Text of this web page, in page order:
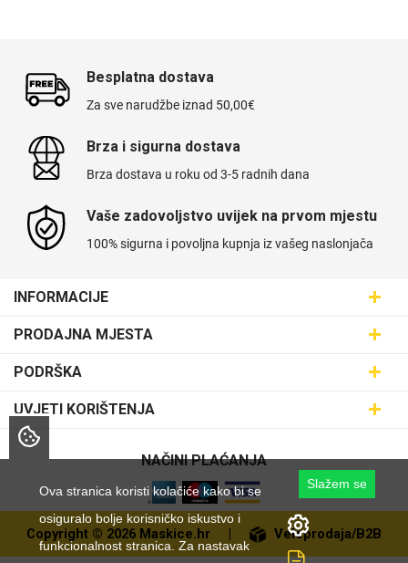
Besplatna dostava
Za sve narudžbe iznad 50,00€
Brza i sigurna dostava
Brza dostava u roku od 3-5 radnih dana
Vaše zadovoljstvo uvijek na prvom mjestu
100% sigurna i povoljna kupnja iz vašeg naslonjača
INFORMACIJE
SVIJET MASKICA d.o.o.
Aleja javora 13, 10000 Zagreb
prodaja@maskice.hr
PRODAJNA MJESTA
Poslovnica Trešnjevka
Poslovnica Kvatrić
Poslovnica Velika Gorica
Poslovnica Ilica
Poslovnica Križevci
PODRŠKA
Dostava
O nama
Karijera u maskice.hr
Postani partner
Zakupi franšizu
Kontakt
UVJETI KORIŠTENJA
Klub vjernosti
Obrazac za jednostrani raskid ugovora
Uvjeti korištenja
Pravne napomene
Zaštita privatnosti
NAČINI PLAĆANJA
Copyright © 2026 Maskice.hr Veleprodaja/B2B
Ova stranica koristi kolačiće kako bi se
osiguralo bolje korisničko iskustvo i
funkcionalnost stranica. Za nastavak
Slažem se